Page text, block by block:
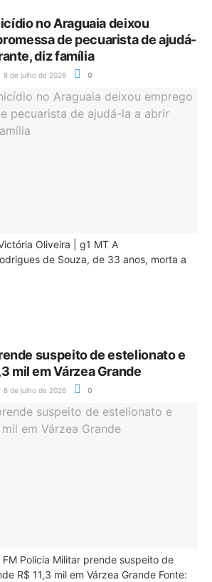
no Araguaia deixou
de pecuarista de ajudá-
diz família
8 de julho de 2026 0
Oliveira | g1 MT A
de Souza, de 33 anos, morta a
suspeito de estelionato e
mil em Várzea Grande
8 de julho de 2026 0
FM Polícia Militar prende suspeito de
R$ 11,3 mil em Várzea Grande Fonte: